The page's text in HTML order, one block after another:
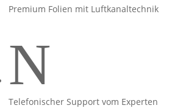
Premium Folien mit Luftkanaltechnik
N
Telefonischer Support vom Experten